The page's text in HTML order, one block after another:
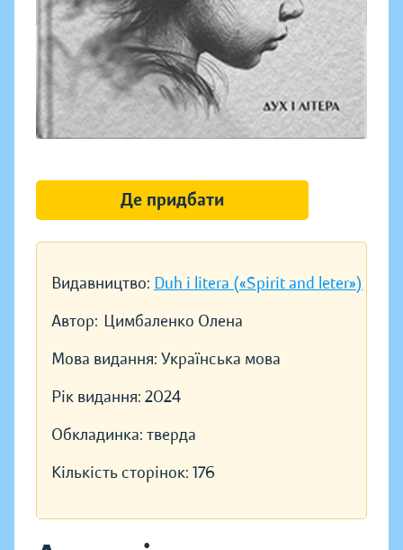
Видавництво: Duh i litera («Spirit and leter»)
Автор: Цимбаленко Олена
Мова видання: Українська мова
Рік видання: 2024
Обкладинка: тверда
Кількість сторінок: 176
Де придбати